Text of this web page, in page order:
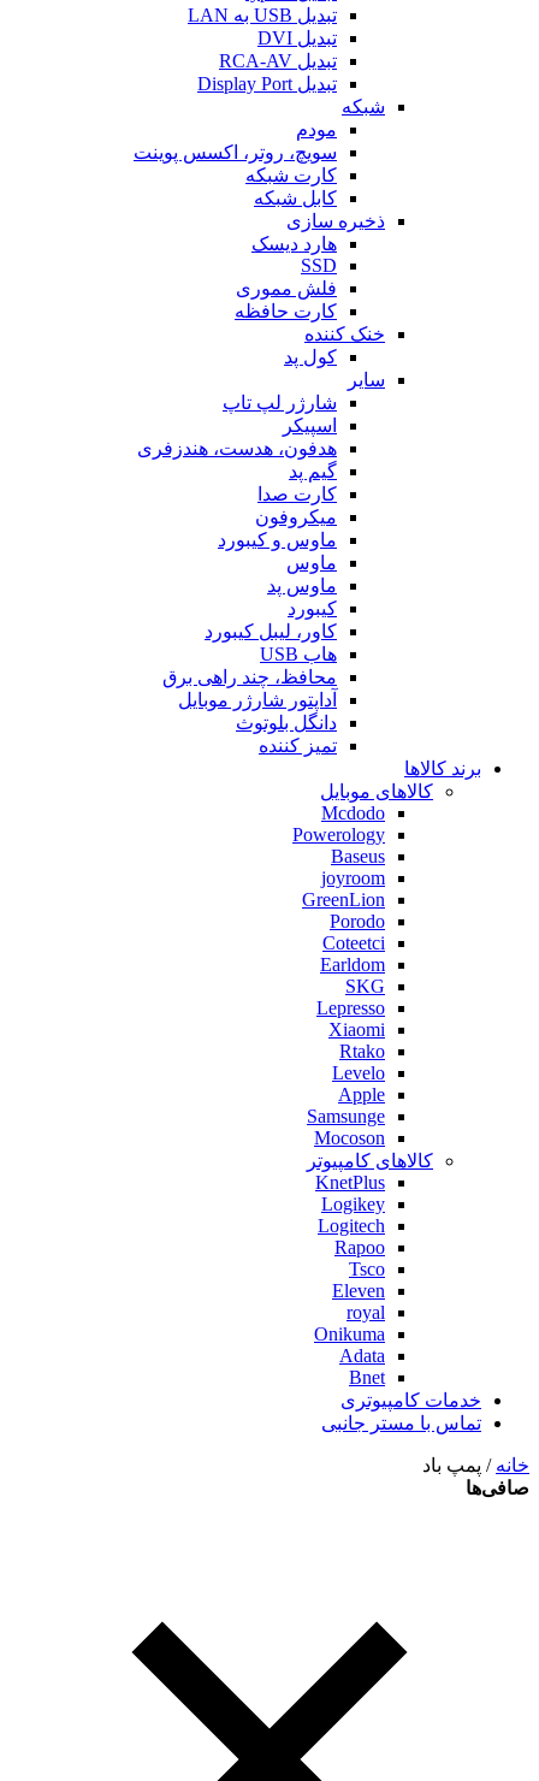
تبدیل USB به LAN
تبدیل DVI
تبدیل RCA-AV
تبدیل Display Port
شبکه
مودم
سویچ، روتر، اکسس پوینت
کارت شبکه
کابل شبکه
ذخیره سازی
هارد دیسک
SSD
فلش مموری
کارت حافظه
خنک کننده
کول پد
سایر
شارژر لپ تاپ
اسپیکر
هدفون، هدست، هندزفری
گیم پد
کارت صدا
میکروفون
ماوس و کیبورد
ماوس
ماوس پد
کیبورد
کاور، لیبل کیبورد
هاب USB
محافظ، چند راهی برق
آداپتور شارژر موبایل
دانگل بلوتوث
تمیز کننده
برند کالاها
کالاهای موبایل
Mcdodo
Powerology
Baseus
joyroom
GreenLion
Porodo
Coteetci
Earldom
SKG
Lepresso
Xiaomi
Rtako
Levelo
Apple
Samsunge
Mocoson
کالاهای کامپیوتر
KnetPlus
Logikey
Logitech
Rapoo
Tsco
Eleven
royal
Onikuma
Adata
Bnet
خدمات کامپیوتری
تماس با مستر جانبی
خانه / پمپ باد
صافی‌ها